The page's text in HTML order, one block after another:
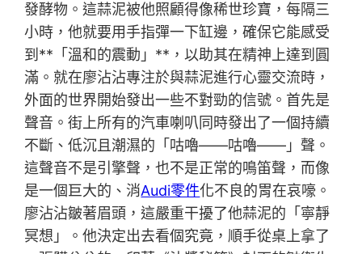
發酵物。這蒜泥被他照顧得像稀世珍寶，每隔三
小時，他就要用手指彈一下缸邊，確保它能感受
到**「溫和的震動」**，以助其在精神上達到圓
滿。就在廖沾沾專注於與蒜泥進行心靈交流時，
外面的世界開始發出一些不對勁的信號。首先是
聲音。街上所有的汽車喇叭同時發出了一個持續
不斷、低沉且潮濕的「咕嚕——咕嚕——」聲。
這聲音不是引擎聲，也不是正常的鳴笛聲，而像
是一個巨大的、消Audi零件化不良的胃在哀嚎。
廖沾沾皺著眉頭，這嚴重干擾了他蒜泥的「寧靜
冥想」。他決定出去看個究竟，順手從桌上拿了